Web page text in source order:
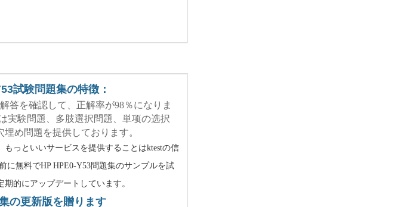
験問題集の特徴：
答を確認して、正解率が98％になりま
実験問題、多肢選択問題、単项の选択
め問題を提供しております。
っといいサービスを提供することはktestの信
に無料でHP HPE0-Y53問題集のサンプルを試
的にアップデートしています。
の更新版を贈ります